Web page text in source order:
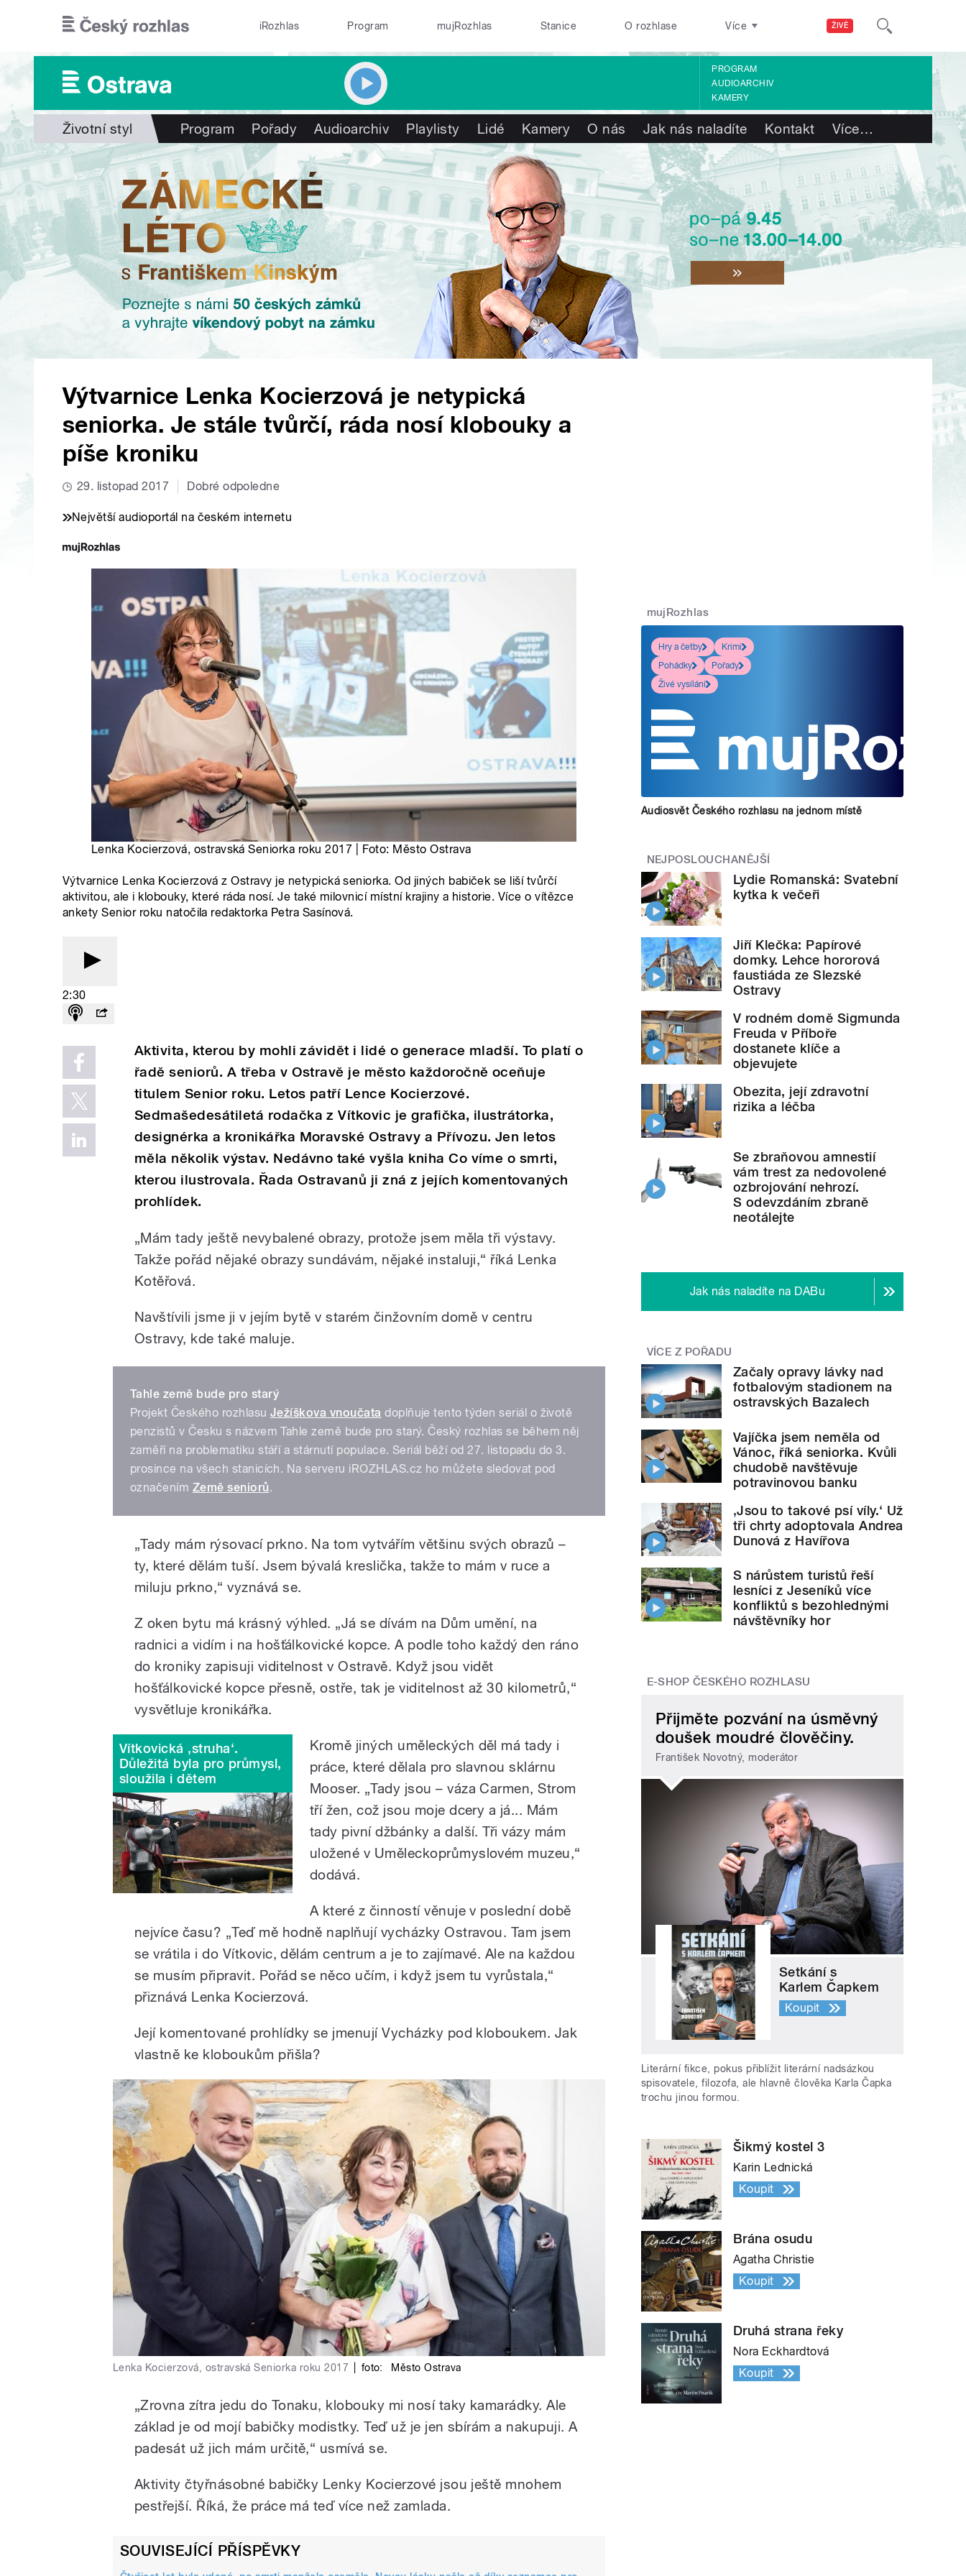
ŽIVĚ
iRozhlas Program mujRozhlas Stanice O rozhlase Více
PROGRAM
AUDIOARCHIV
KAMERY
Životní styl Program Pořady Audioarchiv Playlisty Lidé Kamery O nás Jak nás naladíte Kontakt Více…
Výtvarnice Lenka Kocierzová je netypická
seniorka. Je stále tvůrčí, ráda nosí klobouky a
píše kroniku
29. listopad 2017 Dobré odpoledne
Největší audioportál na českém internetu
Lenka Kocierzová, ostravská Seniorka roku 2017 | Foto: Město Ostrava
Výtvarnice Lenka Kocierzová z Ostravy je netypická seniorka. Od jiných babiček se liší tvůrčí
aktivitou, ale i klobouky, které ráda nosí. Je také milovnicí místní krajiny a historie. Více o vítězce
ankety Senior roku natočila redaktorka Petra Sasínová.
2:30
Aktivita, kterou by mohli závidět i lidé o generace mladší. To platí o
řadě seniorů. A třeba v Ostravě je město každoročně oceňuje
titulem Senior roku. Letos patří Lence Kocierzové.
Sedmašedesátiletá rodačka z Vítkovic je grafička, ilustrátorka,
designérka a kronikářka Moravské Ostravy a Přívozu. Jen letos
měla několik výstav. Nedávno také vyšla kniha Co víme o smrti,
kterou ilustrovala. Řada Ostravanů ji zná z jejích komentovaných
prohlídek.
„Mám tady ještě nevybalené obrazy, protože jsem měla tři výstavy.
Takže pořád nějaké obrazy sundávám, nějaké instaluji,“ říká Lenka
Kotěřová.
Navštívili jsme ji v jejím bytě v starém činžovním domě v centru
Ostravy, kde také maluje.
Tahle země bude pro starý
Projekt Českého rozhlasu Ježíškova vnoučata doplňuje tento týden seriál o životě
penzistů v Česku s názvem Tahle země bude pro starý. Český rozhlas se během něj
zaměří na problematiku stáří a stárnutí populace. Seriál běží od 27. listopadu do 3.
prosince na všech stanicích. Na serveru iROZHLAS.cz ho můžete sledovat pod
označením Země seniorů.
„Tady mám rýsovací prkno. Na tom vytvářím většinu svých obrazů –
ty, které dělám tuší. Jsem bývalá kreslička, takže to mám v ruce a
miluju prkno,“ vyznává se.
Z oken bytu má krásný výhled. „Já se dívám na Dům umění, na
radnici a vidím i na hošťálkovické kopce. A podle toho každý den ráno
do kroniky zapisuji viditelnost v Ostravě. Když jsou vidět
hošťálkovické kopce přesně, ostře, tak je viditelnost až 30 kilometrů,“
vysvětluje kronikářka.
Vítkovická ‚struha‘.
Důležitá byla pro průmysl,
sloužila i dětem
Kromě jiných uměleckých děl má tady i
práce, které dělala pro slavnou sklárnu
Mooser. „Tady jsou – váza Carmen, Strom
tří žen, což jsou moje dcery a já... Mám
tady pivní džbánky a další. Tři vázy mám
uložené v Uměleckoprůmyslovém muzeu,“
dodává.
A které z činností věnuje v poslední době
nejvíce času? „Teď mě hodně naplňují vycházky Ostravou. Tam jsem
se vrátila i do Vítkovic, dělám centrum a je to zajímavé. Ale na každou
se musím připravit. Pořád se něco učím, i když jsem tu vyrůstala,“
přiznává Lenka Kocierzová.
Její komentované prohlídky se jmenují Vycházky pod kloboukem. Jak
vlastně ke kloboukům přišla?
Lenka Kocierzová, ostravská Seniorka roku 2017 foto: Město Ostrava
„Zrovna zítra jedu do Tonaku, klobouky mi nosí taky kamarádky. Ale
základ je od mojí babičky modistky. Teď už je jen sbírám a nakupuji. A
padesát už jich mám určitě,“ usmívá se.
Aktivity čtyřnásobné babičky Lenky Kocierzové jsou ještě mnohem
pestřejší. Říká, že práce má teď více než zamlada.
SOUVISEJÍCÍ PŘÍSPĚVKY
mujRozhlas
Hry a četby
Krimi
Pohádky
Pořady
Živé vysílání
Audiosvět Českého rozhlasu na jednom místě
NEJPOSLOUCHANĚJŠÍ
Lydie Romanská: Svatební
kytka k večeři
Jiří Klečka: Papírové
domky. Lehce hororová
faustiáda ze Slezské
Ostravy
V rodném domě Sigmunda
Freuda v Příboře
dostanete klíče a
objevujete
Obezita, její zdravotní
rizika a léčba
Se zbraňovou amnestií
vám trest za nedovolené
ozbrojování nehrozí.
S odevzdáním zbraně
neotálejte
Jak nás naladíte na DABu
VÍCE Z POŘADU
Začaly opravy lávky nad
fotbalovým stadionem na
ostravských Bazalech
Vajíčka jsem neměla od
Vánoc, říká seniorka. Kvůli
chudobě navštěvuje
potravinovou banku
‚Jsou to takové psí víly.‘ Už
tři chrty adoptovala Andrea
Dunová z Havířova
S nárůstem turistů řeší
lesníci z Jeseníků více
konfliktů s bezohlednými
návštěvníky hor
E-SHOP ČESKÉHO ROZHLASU
Přijměte pozvání na úsměvný
doušek moudré člověčiny.
František Novotný, moderátor
Setkání s
Karlem Čapkem
Koupit
Literární fikce, pokus přiblížit literární nadsázkou
spisovatele, filozofa, ale hlavně člověka Karla Čapka
trochu jinou formou.
Šikmý kostel 3
Karin Lednická
Koupit
Brána osudu
Agatha Christie
Koupit
Druhá strana řeky
Nora Eckhardtová
Koupit